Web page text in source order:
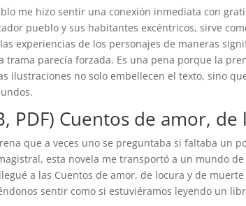
me hizo sentir una conexión inmediata con
pueblo y sus habitantes excéntricos, sirve
experiencias de los personajes de maneras
trama parecía forzada. Es una pena porque la
ilustraciones no solo embellecen el texto, sino
PDF) Cuentos de amor,
que a veces uno se preguntaba si faltaba un
esta novela me transportó a un mundo
a las Cuentos de amor, de locura y de
sentir como si estuviéramos leyendo un